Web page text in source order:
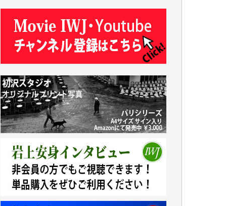
T.K. 様
ASAKO TAKAESU 様
マシオン恵美香 様
吉住俊昭 様
徳山匡 様
金 盛起 様
塩川 晃平 様
松本益美 様
及川昭男 様
岩井祐子 様
藤田英之 様
藤岡比左志 様
井出 隆太 様